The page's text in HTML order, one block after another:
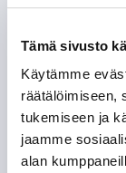
Tämä sivusto
Käytämme
räätälöimiseen,
tukemiseen ja
jaamme
alan